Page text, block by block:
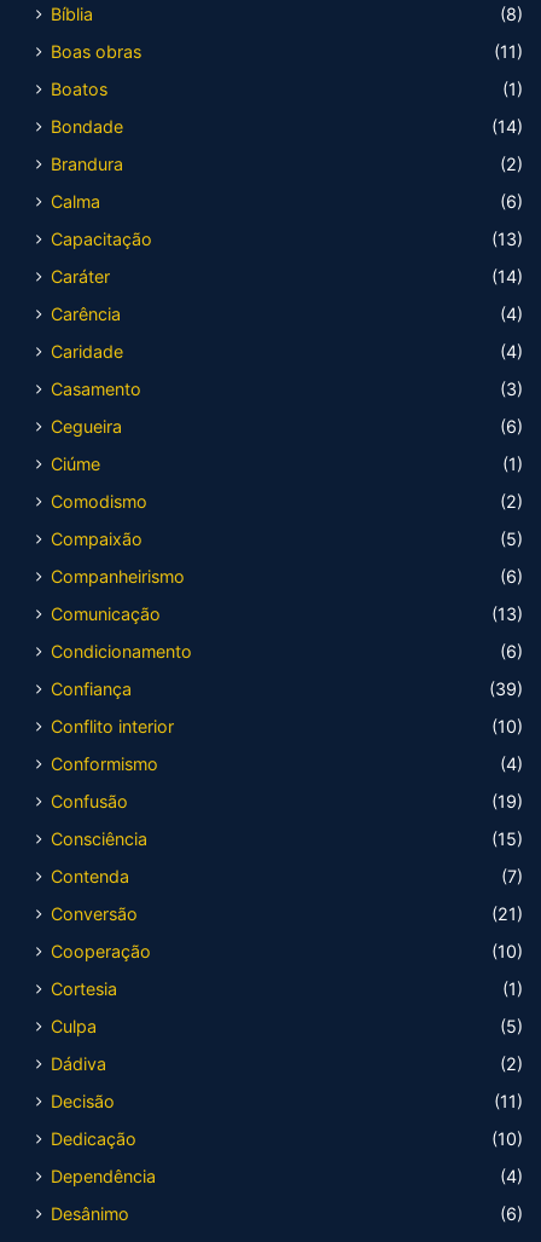
Bíblia
(8)
Boas obras
(11)
Boatos
(1)
Bondade
(14)
Brandura
(2)
Calma
(6)
Capacitação
(13)
Caráter
(14)
Carência
(4)
Caridade
(4)
Casamento
(3)
Cegueira
(6)
Ciúme
(1)
Comodismo
(2)
Compaixão
(5)
Companheirismo
(6)
Comunicação
(13)
Condicionamento
(6)
Confiança
(39)
Conflito interior
(10)
Conformismo
(4)
Confusão
(19)
Consciência
(15)
Contenda
(7)
Conversão
(21)
Cooperação
(10)
Cortesia
(1)
Culpa
(5)
Dádiva
(2)
Decisão
(11)
Dedicação
(10)
Dependência
(4)
Desânimo
(6)